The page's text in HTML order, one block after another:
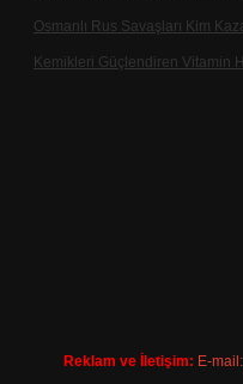
Osmanlı Rus Savaşları Kim
Kemikleri Güçlendiren Vitamin
Reklam ve İletişim: E-mail: